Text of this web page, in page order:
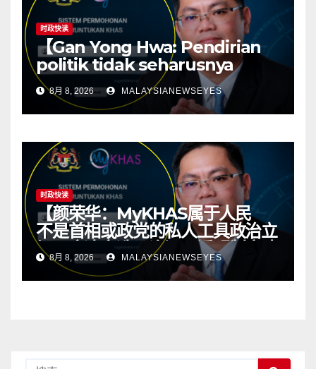
时政快读
【Gan Yong Hwa: Pendirian
politik tidak seharusnya
menentukan sumber
kawasan; ketelusan asas
kepada politik yang sihat】
8月 8, 2026 MALAYSIANEWSEYES
时政快读
【颜荣华：MyKHAS属于人民
不是首相或政党的私人工具政治立
场不应决定选区资源 透明制度才
有健康政治】
8月 8, 2026 MALAYSIANEWSEYES